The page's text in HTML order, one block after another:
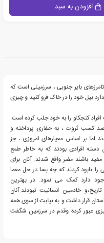
افزودن به سبد
بایر جنوبی ، سرزمینی است که
بیل خود را در خاک فرو کنید و چیزی
کنجکاو را به خود جلب کرده است.
کسب ثروت ، به حفاری پرداخته و
اما بر اساس معیارهای امروزی ، جز
دسته افرادی بودند که به خاطر طمع
باشند مضر واقع شدند. آنان برای
را نابود کردند که چه بسا در حل معما
دارد کمک می نمود. در بهترین
خادمین انسانیت نبودند.آنان
قرار داشت و به نیابت از سوی همه
عبور کرده وقدم در سرزمین شگفت